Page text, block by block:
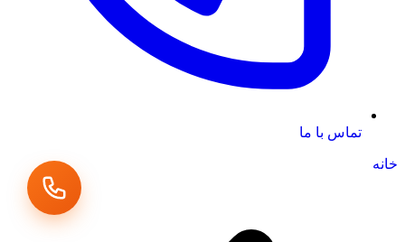
تماس با ما
خانه